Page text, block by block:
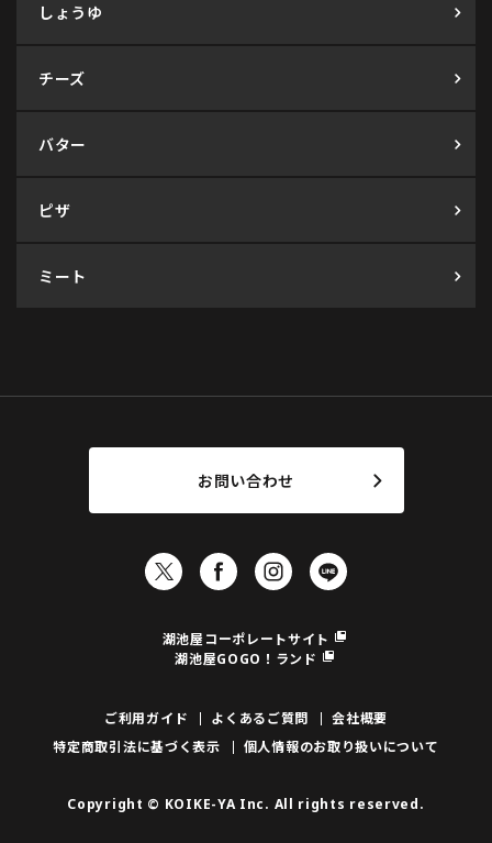
しょうゆ
チーズ
バター
ピザ
ミート
お問い合わせ
湖池屋コーポレートサイト
湖池屋GOGO！ランド
ご利用ガイド よくあるご質問
会社概要
特定商取引法に基づく表示
個人情報のお取り扱いについて
Copyright © KOIKE-YA Inc. All rights reserved.